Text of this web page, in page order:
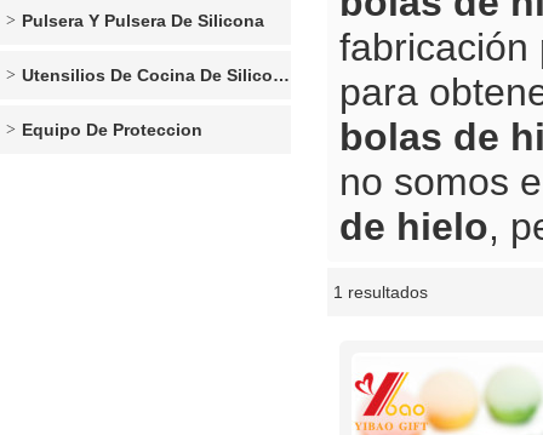
Pulsera Y Pulsera De Silicona
Utensilios De Cocina De Silicona
Equipo De Proteccion
fabricación
para
bolas de
no somos
de hielo,
1 resultados